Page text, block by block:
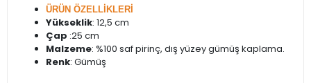
ÜRÜN ÖZELLİKLERİ
Yükseklik: 12,5 cm
Çap :25 cm
Malzeme: %100 saf pirinç, dış yüzey gümüş kaplama.
Renk: Gümüş